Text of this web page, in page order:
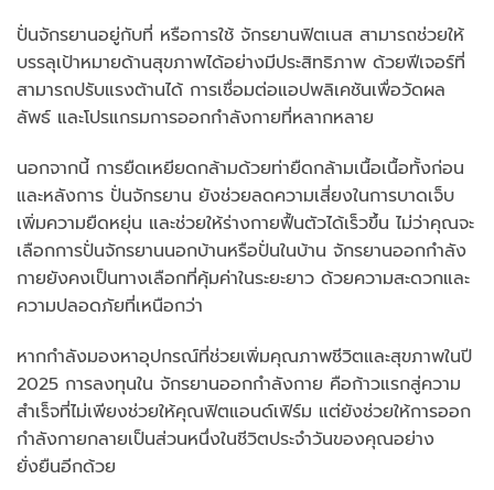
ปั่นจักรยานอยู่กับที่ หรือการใช้ จักรยานฟิตเนส สามารถช่วยให้
บรรลุเป้าหมายด้านสุขภาพได้อย่างมีประสิทธิภาพ ด้วยฟีเจอร์ที่
สามารถปรับแรงต้านได้ การเชื่อมต่อแอปพลิเคชันเพื่อวัดผล
ลัพธ์ และโปรแกรมการออกกำลังกายที่หลากหลาย
นอกจากนี้ การยืดเหยียดกล้ามด้วยท่ายืดกล้ามเนื้อเนื้อทั้งก่อน
และหลังการ ปั่นจักรยาน ยังช่วยลดความเสี่ยงในการบาดเจ็บ
เพิ่มความยืดหยุ่น และช่วยให้ร่างกายฟื้นตัวได้เร็วขึ้น ไม่ว่าคุณจะ
เลือกการปั่นจักรยานนอกบ้านหรือปั่นในบ้าน จักรยานออกกำลัง
กายยังคงเป็นทางเลือกที่คุ้มค่าในระยะยาว ด้วยความสะดวกและ
ความปลอดภัยที่เหนือกว่า
หากกำลังมองหาอุปกรณ์ที่ช่วยเพิ่มคุณภาพชีวิตและสุขภาพในปี
2025 การลงทุนใน จักรยานออกกำลังกาย คือก้าวแรกสู่ความ
สำเร็จที่ไม่เพียงช่วยให้คุณฟิตแอนด์เฟิร์ม แต่ยังช่วยให้การออก
กำลังกายกลายเป็นส่วนหนึ่งในชีวิตประจำวันของคุณอย่าง
ยั่งยืนอีกด้วย